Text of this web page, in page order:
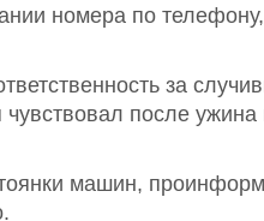
номера по
за
после ужина
машин,